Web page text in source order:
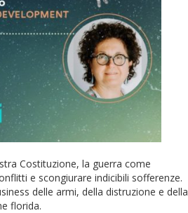
Costituzione, la guerra come
e scongiurare indicibili sofferenze.
delle armi, della distruzione e della
florida.